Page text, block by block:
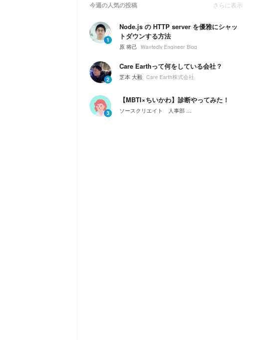
今週の人気の投稿 さらに表示
1
Node.js の HTTP server を優雅にシャッ
トダウンする方法
原 将己 Wantedly Engineer Blog
2
Care Earthって何をしている会社？
芝本 大毅 Care Earth株式会社
3
【MBTI×ちいかわ】診断やってみた！
ソースクリエイト 人事部会社紹介｜ソースクリエイ